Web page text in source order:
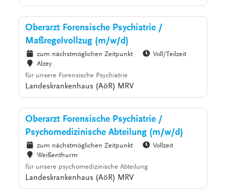
Oberarzt Forensische Psychiatrie /
Maßregelvollzug (m/w/d)
zum nächstmöglichen Zeitpunkt
Voll/Teilzeit
Alzey
für unsere Forensische Psychiatrie
Landeskrankenhaus (AöR) MRV
Oberarzt Forensische Psychiatrie /
Psychomedizinische Abteilung (m/w/d)
zum nächstmöglichen Zeitpunkt
Vollzeit
Weißenthurm
für unsere psychomedizinische Abteilung
Landeskrankenhaus (AöR) MRV